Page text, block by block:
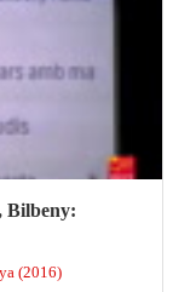
Bilbeny:
(2016)